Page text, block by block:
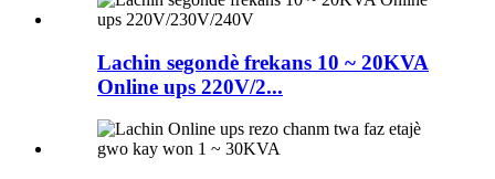
Lachin segondè frekans 10 ~ 20KVA
Online ups 220V/2...